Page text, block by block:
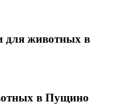
для животных в
в Пущино